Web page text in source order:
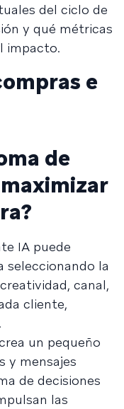
del ciclo de
y qué métricas
impacto.
e
de
IA puede
seleccionando la
canal,
cliente,
un pequeño
y mensajes
de decisiones
las